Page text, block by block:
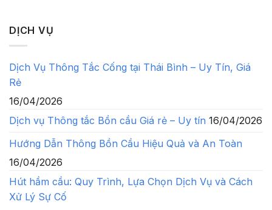
DỊCH VỤ
Dịch Vụ Thông Tắc Cống tại Thái Bình – Uy Tín, Giá
Rẻ
16/04/2026
Dịch vụ Thông tắc Bồn cầu Giá rẻ – Uy tín 16/04/2026
Hướng Dẫn Thông Bồn Cầu Hiệu Quả và An Toàn
16/04/2026
Hút hầm cầu: Quy Trình, Lựa Chọn Dịch Vụ và Cách
Xử Lý Sự Cố